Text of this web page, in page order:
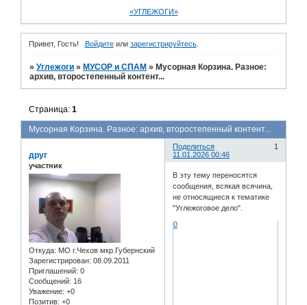
«УГЛЕЖОГИ»
Привет, Гость! Войдитеили зарегистрируйтесь.
»Углежоги » МУСОР и СПАМ » Мусорная Корзина. Разное:
архив, второстепенный контент...
Мусорная Корзина. Разное: архив, второстепенный контент...
Страница:1
Поделиться
1
11.01.2026 00:46
друг
участник
Откуда: МО г.Чехов мкр.Губернский
Зарегистрирован: 08.09.2011
Приглашений: 0
Сообщений: 16
Уважение: +0
Позитив: +0
В эту тему переносятся
сообщения, всякая всячина,
не относящиеся к тематике
"Углежоговое дело".
0